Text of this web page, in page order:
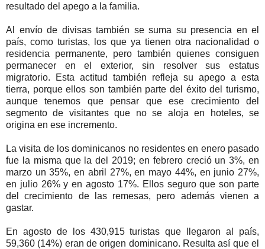
resultado del apego a la familia.
Al envío de divisas también se suma su presencia en el
país, como turistas, los que ya tienen otra nacionalidad o
residencia permanente, pero también quienes consiguen
permanecer en el exterior, sin resolver sus estatus
migratorio. Esta actitud también refleja su apego a esta
tierra, porque ellos son también parte del éxito del turismo,
aunque tenemos que pensar que ese crecimiento del
segmento de visitantes que no se aloja en hoteles, se
origina en ese incremento.
La visita de los dominicanos no residentes en enero pasado
fue la misma que la del 2019; en febrero creció un 3%, en
marzo un 35%, en abril 27%, en mayo 44%, en junio 27%,
en julio 26% y en agosto 17%. Ellos seguro que son parte
del crecimiento de las remesas, pero además vienen a
gastar.
En agosto de los 430,915 turistas que llegaron al país,
59,360 (14%) eran de origen dominicano. Resulta así que el